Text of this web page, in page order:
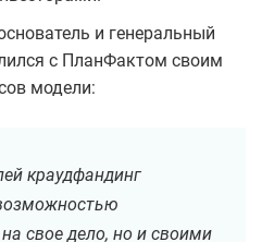
и генеральный
с ПланФактом своим
модели:
краудфандинг
свое дело, но и своими